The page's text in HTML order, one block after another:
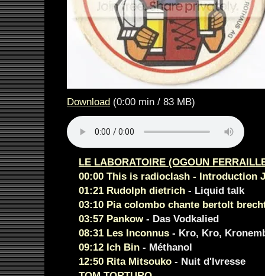
Download (0:00 min / 83 MB)
LE LABORATOIRE (OGOUN
00:00 This is radioclash - Introduction
01:21 Rudolph dietrich - Liquid talk
03:10 Pia colombo chante bertolt
03:57 Pankow - Das Vodkalied
08:31 Les Inconnus - Kro, Kro,
09:12 Ich Bin - Méthanol
12:50 Rita Mitsouko - Nuit d'Ivresse